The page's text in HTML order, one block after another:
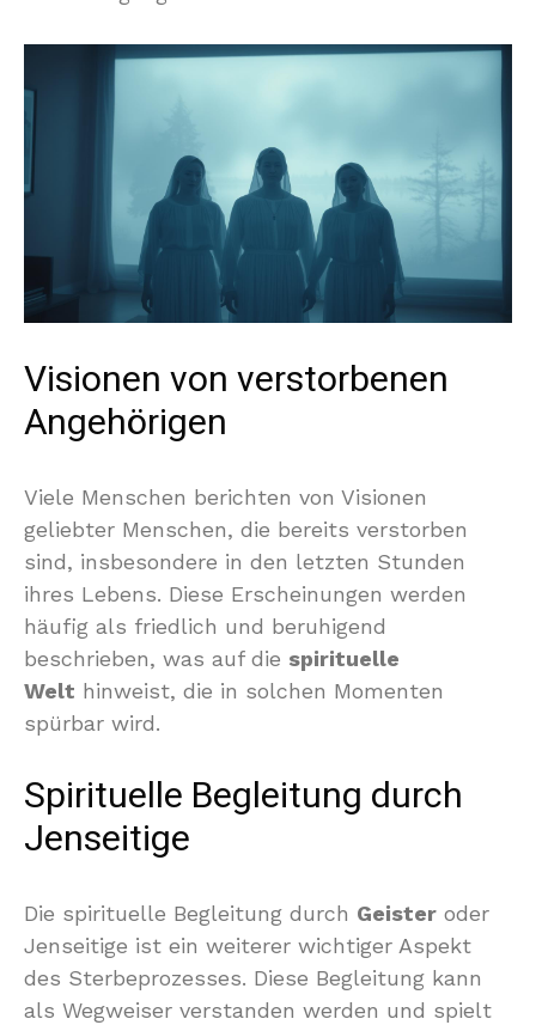
Visionen von verstorbenen
Angehörigen
Viele Menschen berichten von Visionen
geliebter Menschen, die bereits verstorben
sind, insbesondere in den letzten Stunden
ihres Lebens. Diese Erscheinungen werden
häufig als friedlich und beruhigend
beschrieben, was auf die spirituelle
Welt hinweist, die in solchen Momenten
spürbar wird.
Spirituelle Begleitung durch
Jenseitige
Die spirituelle Begleitung durch Geister oder
Jenseitige ist ein weiterer wichtiger Aspekt
des Sterbeprozesses. Diese Begleitung kann
als Wegweiser verstanden werden und spielt